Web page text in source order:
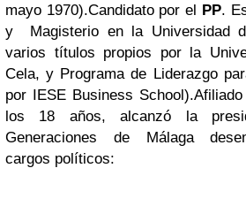
mayo 1970).Candidato por el PP.
y Magisterio en la Universidad
varios títulos propios por la
Cela, y Programa de Liderazgo
por IESE Business School).
los 18 años, alcanzó la
Generaciones de Málaga
cargos políticos: